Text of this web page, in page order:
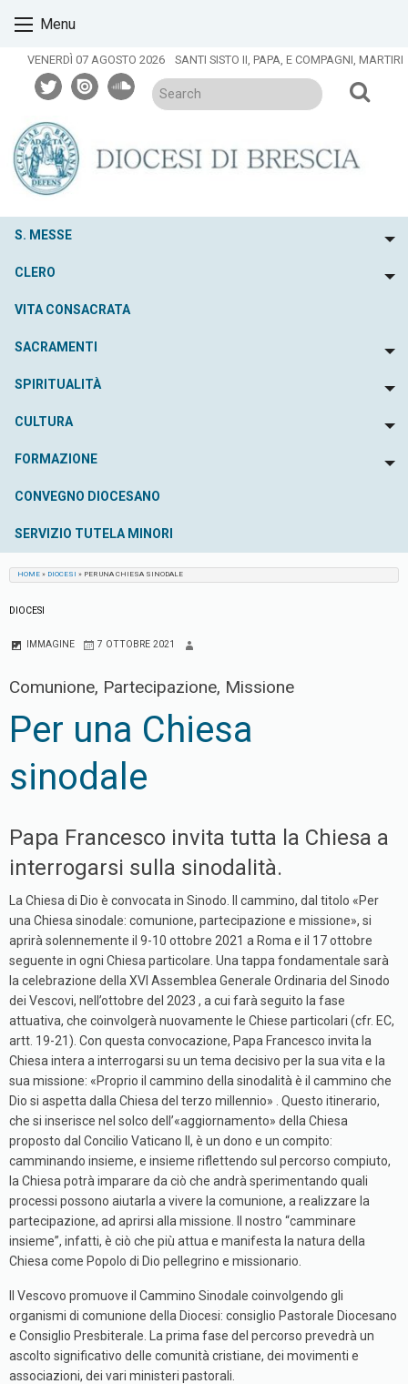
content
Menu
VENERDÌ 07 AGOSTO 2026 SANTI SISTO II, PAPA, E COMPAGNI, MARTIRI
twitterissuusoundcloud
S. MESSE
CLERO
VITA CONSACRATA
SACRAMENTI
SPIRITUALITÀ
CULTURA
FORMAZIONE
CONVEGNO DIOCESANO
SERVIZIO TUTELA MINORI
HOME » DIOCESI » PER UNA CHIESA SINODALE
DIOCESI
IMMAGINE 7 OTTOBRE 2021
Comunione, Partecipazione, Missione
Per una Chiesa
sinodale
Papa Francesco invita tutta la Chiesa a
interrogarsi sulla sinodalità.
La Chiesa di Dio è convocata in Sinodo. Il cammino, dal titolo «Per
una Chiesa sinodale: comunione, partecipazione e missione», si
aprirà solennemente il 9-10 ottobre 2021 a Roma e il 17 ottobre
seguente in ogni Chiesa particolare. Una tappa fondamentale sarà
la celebrazione della XVI Assemblea Generale Ordinaria del Sinodo
dei Vescovi, nell’ottobre del 2023 , a cui farà seguito la fase
attuativa, che coinvolgerà nuovamente le Chiese particolari (cfr. EC,
artt. 19-21). Con questa convocazione, Papa Francesco invita la
Chiesa intera a interrogarsi su un tema decisivo per la sua vita e la
sua missione: «Proprio il cammino della sinodalità è il cammino che
Dio si aspetta dalla Chiesa del terzo millennio» . Questo itinerario,
che si inserisce nel solco dell’«aggiornamento» della Chiesa
proposto dal Concilio Vaticano II, è un dono e un compito:
camminando insieme, e insieme riflettendo sul percorso compiuto,
la Chiesa potrà imparare da ciò che andrà sperimentando quali
processi possono aiutarla a vivere la comunione, a realizzare la
partecipazione, ad aprirsi alla missione. Il nostro “camminare
insieme”, infatti, è ciò che più attua e manifesta la natura della
Chiesa come Popolo di Dio pellegrino e missionario.
Il Vescovo promuove il Cammino Sinodale coinvolgendo gli
organismi di comunione della Diocesi: consiglio Pastorale Diocesano
e Consiglio Presbiterale. La prima fase del percorso prevedrà un
ascolto significativo delle comunità cristiane, dei movimenti e
associazioni, dei vari ministeri pastorali.